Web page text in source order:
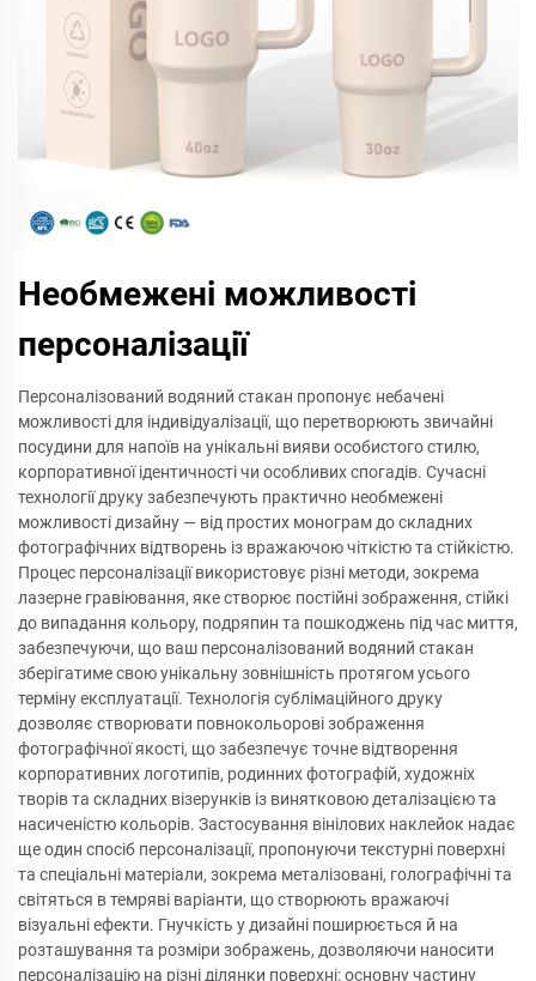
Необмежені можливості
персоналізації
Персоналізований водяний стакан пропонує небачені
можливості для індивідуалізації, що перетворюють звичайні
посудини для напоїв на унікальні вияви особистого стилю,
корпоративної ідентичності чи особливих спогадів. Сучасні
технології друку забезпечують практично необмежені
можливості дизайну — від простих монограм до складних
фотографічних відтворень із вражаючою чіткістю та стійкістю.
Процес персоналізації використовує різні методи, зокрема
лазерне гравіювання, яке створює постійні зображення, стійкі
до випадання кольору, подряпин та пошкоджень під час миття,
забезпечуючи, що ваш персоналізований водяний стакан
зберігатиме свою унікальну зовнішність протягом усього
терміну експлуатації. Технологія сублімаційного друку
дозволяє створювати повнокольорові зображення
фотографічної якості, що забезпечує точне відтворення
корпоративних логотипів, родинних фотографій, художніх
творів та складних візерунків із винятковою деталізацією та
насиченістю кольорів. Застосування вінілових наклейок надає
ще один спосіб персоналізації, пропонуючи текстурні поверхні
та спеціальні матеріали, зокрема металізовані, голографічні та
світяться в темряві варіанти, що створюють вражаючі
візуальні ефекти. Гнучкість у дизайні поширюється й на
розташування та розміри зображень, дозволяючи наносити
персоналізацію на різні ділянки поверхні: основну частину